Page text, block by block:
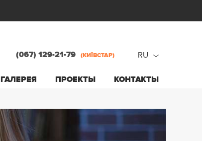
ГАЛЕРЕЯ ПРОЕКТЫ КОНТАКТЫ
(067) 129-21-79 (КИЇВСТАР)
RU
ua